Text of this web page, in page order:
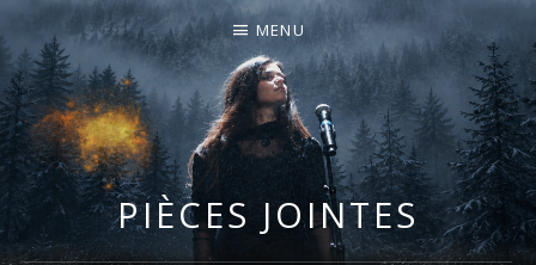
I
L
É
A
LA PLUS CELTIQUE DES AUVERGNATES !
MENU
PIÈCES JOINTES